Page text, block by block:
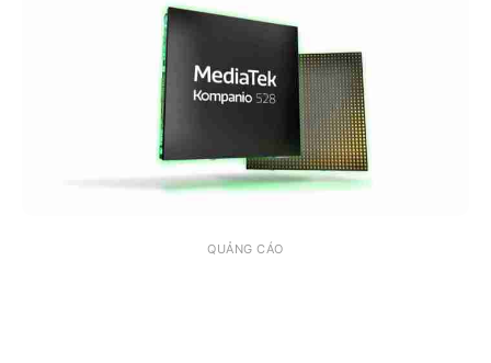
QUẢNG CÁO